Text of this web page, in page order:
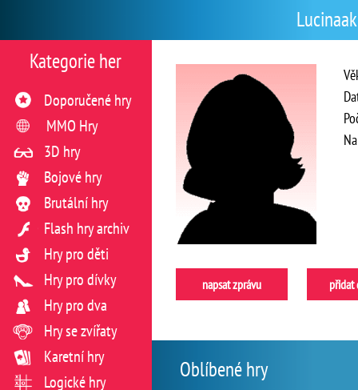
napsat zprávu přidat
Oblíbené hry
Kategorie her
Doporučené hry
MMO Hry
3D hry
Bojové hry
Brutální hry
Flash hry archiv
Hry pro děti
Hry pro dívky
Hry pro dva
Hry se zvířaty
Karetní hry
Logické hry